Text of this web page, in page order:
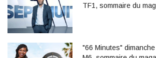
TF1, sommaire du
"66 Minutes"